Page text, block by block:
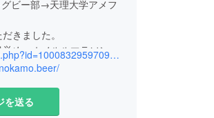
ビー部→天理大学アメフ
きました。
め、ホノルルマラソンで
ワイのコナブリューイ
美味しさに感動。きれい
も膨れ上がり、あのホノ
https://m.facebook.com/profile.php?id=100083295970966&locale=ne_NP&_rdr&dl_redirect=1
を送る